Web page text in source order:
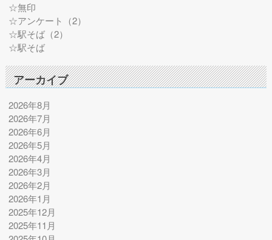
☆無印
☆アンケート（2）
☆駅そば（2）
☆駅そば
アーカイブ
2026年8月
2026年7月
2026年6月
2026年5月
2026年4月
2026年3月
2026年2月
2026年1月
2025年12月
2025年11月